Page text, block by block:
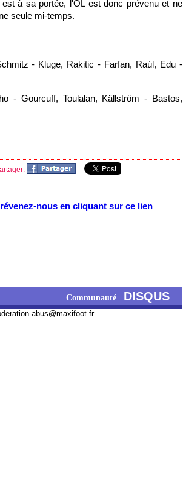
à sa portée, l'OLest donc prévenu et ne
seule mi-temps.
- Kluge, Rakitic - Farfan, Raúl, Edu -
- Gourcuff, Toulalan, Källström - Bastos,
nous en cliquant sur ce lien
Communauté DISQUS
abus@maxifoot.fr